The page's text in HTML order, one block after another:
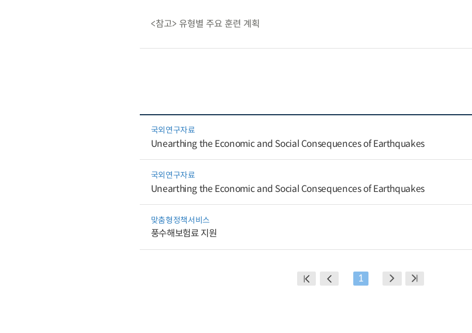
<참고> 유형별 주요 훈련 계획
국외연구자료
Unearthing the Economic and Social Consequences of Earthquakes
국외연구자료
Unearthing the Economic and Social Consequences of Earthquakes
맞춤형정책서비스
풍수해보험료 지원
1